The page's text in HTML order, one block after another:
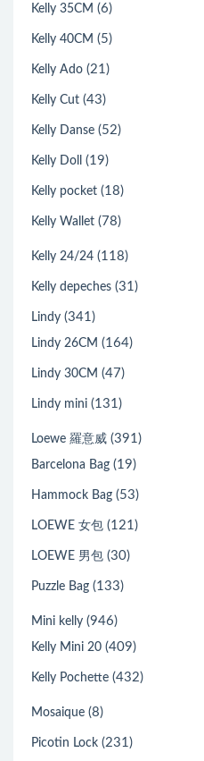
Kelly 35CM (6)
Kelly 40CM (5)
Kelly Ado (21)
Kelly Cut (43)
Kelly Danse (52)
Kelly Doll (19)
Kelly pocket (18)
Kelly Wallet (78)
Kelly 24/24 (118)
Kelly depeches (31)
Lindy (341)
Lindy 26CM (164)
Lindy 30CM (47)
Lindy mini (131)
Loewe 羅意威 (391)
Barcelona Bag (19)
Hammock Bag (53)
LOEWE 女包 (121)
LOEWE 男包 (30)
Puzzle Bag (133)
Mini kelly (946)
Kelly Mini 20 (409)
Kelly Pochette (432)
Mosaique (8)
Picotin Lock (231)